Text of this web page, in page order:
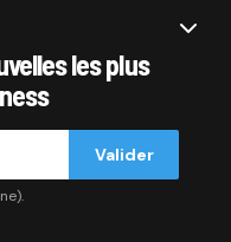
les plus
Valider